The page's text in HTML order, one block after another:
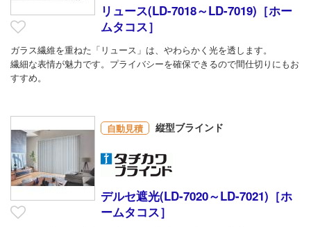
リュース(LD-7018～LD-7019)［ホー
ムタコス］
ガラス繊維を重ねた「リュース」は、やわらかく光を透します。
繊細な表情が魅力です。プライバシーを確保できるので間仕切りにもお
すすめ。
自動見積 縦型ブラインド
デルセ遮光(LD-7020～LD-7021)［ホ
ームタコス］